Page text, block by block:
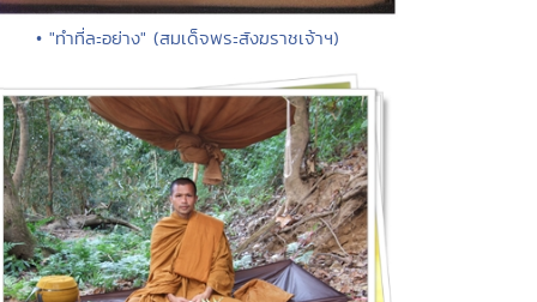
• "ทำที่ละอย่าง" (สมเด็จพระสังฆราชเจ้าฯ)